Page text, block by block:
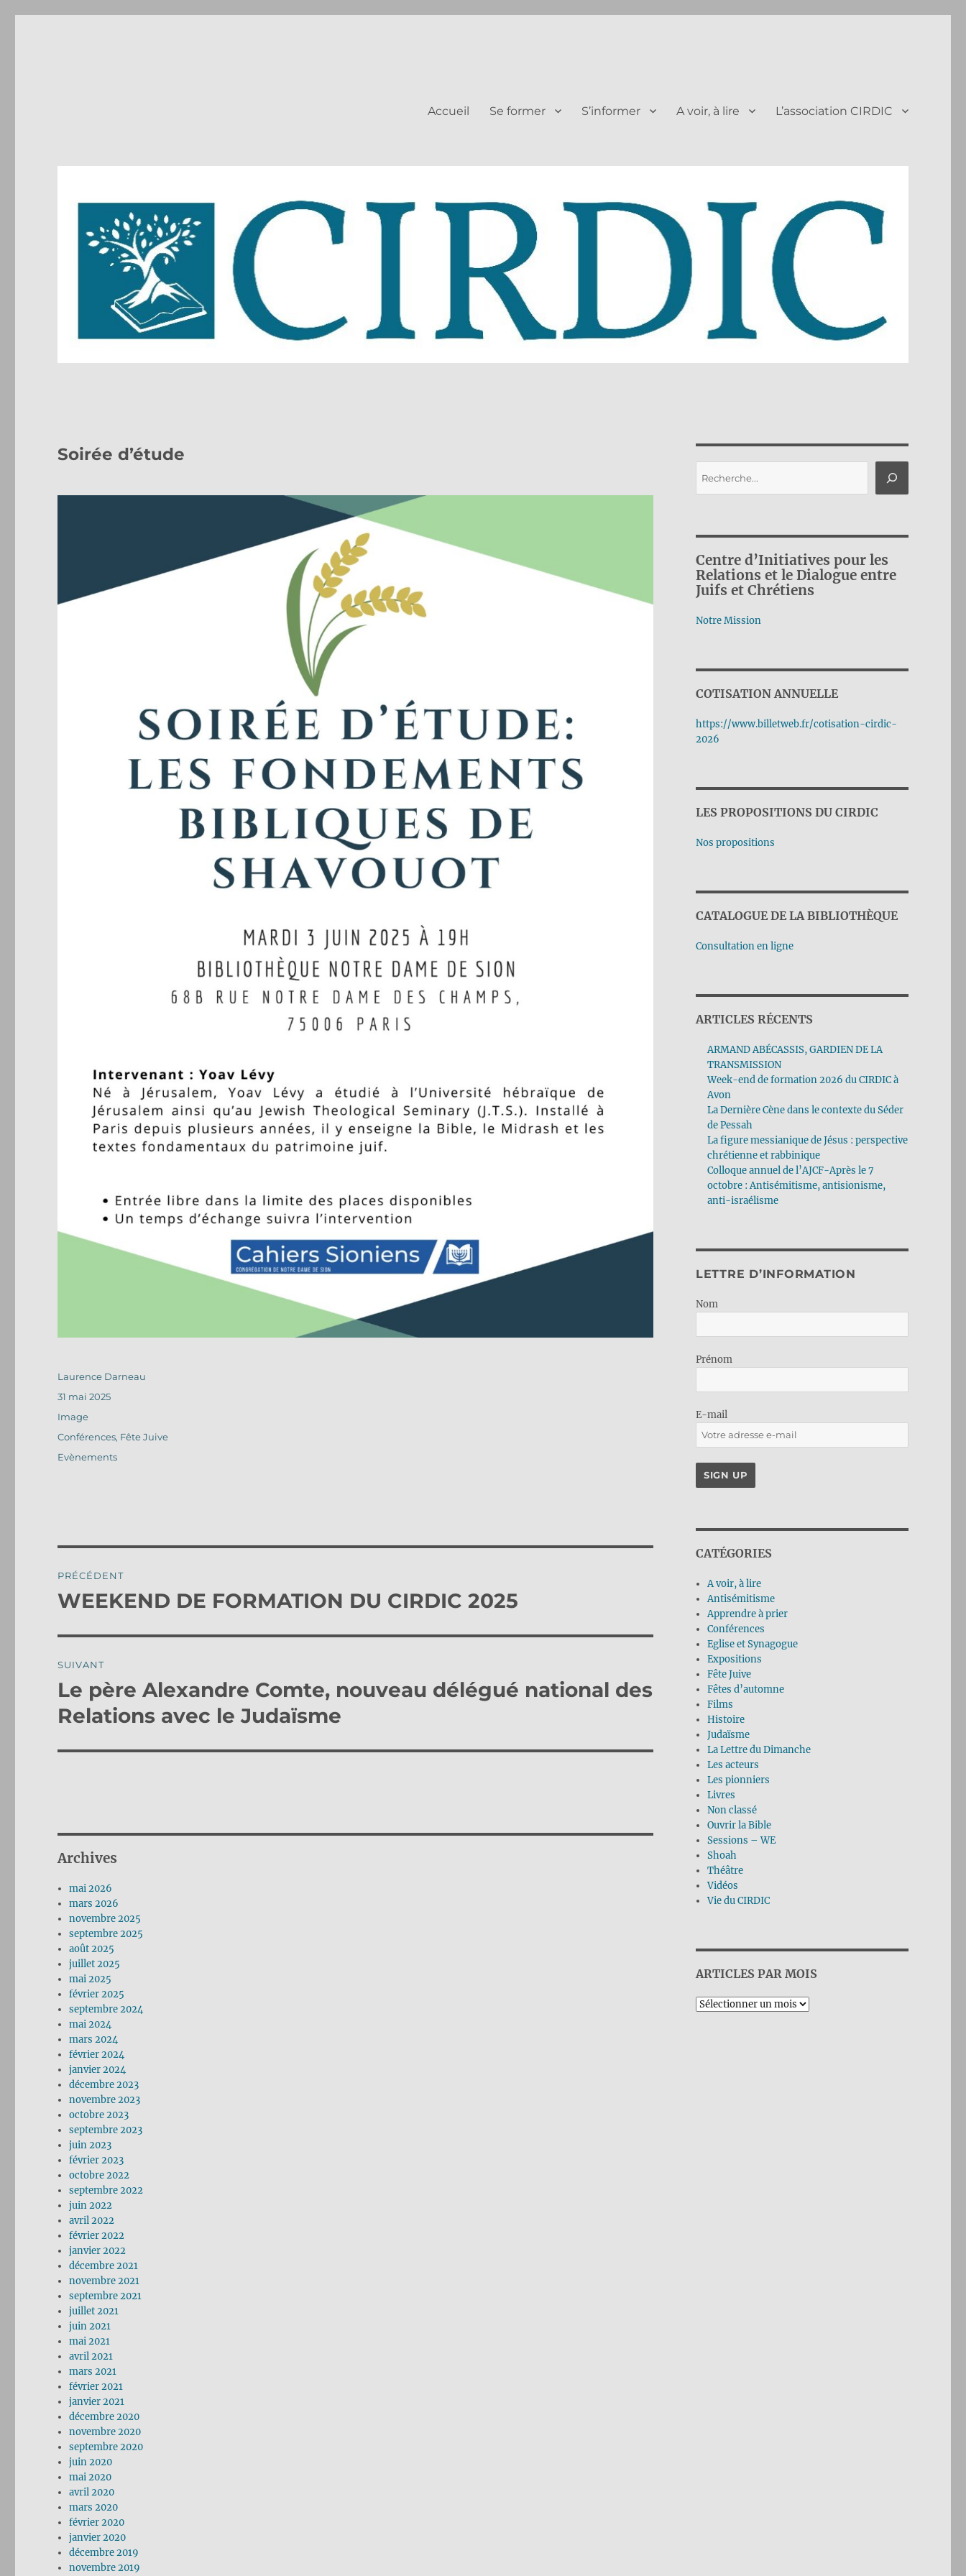
Accueil Se former S’informer A voir, à lire L’association CIRDIC
Soirée d’étude
Auteur
Laurence Darneau
Publié
31 mai 2025
Format
Image
Catégories
Conférences, Fête Juive
Étiquettes
Evènements
de
PRÉCÉDENT
Publication
WEEKEND DE FORMATION DU CIRDIC 2025
SUIVANT
Publication
suivante :
Le père Alexandre Comte, nouveau délégué national des
Relations avec le Judaïsme
Archives
mai 2026
mars 2026
novembre 2025
septembre 2025
août 2025
juillet 2025
mai 2025
février 2025
septembre 2024
mai 2024
mars 2024
février 2024
janvier 2024
décembre 2023
novembre 2023
octobre 2023
septembre 2023
juin 2023
février 2023
octobre 2022
septembre 2022
juin 2022
avril 2022
février 2022
janvier 2022
décembre 2021
novembre 2021
septembre 2021
juillet 2021
juin 2021
mai 2021
avril 2021
mars 2021
février 2021
janvier 2021
décembre 2020
novembre 2020
septembre 2020
juin 2020
mai 2020
avril 2020
mars 2020
février 2020
janvier 2020
décembre 2019
novembre 2019
Centre d’Initiatives pour les
Relations et le Dialogue entre
Juifs et Chrétiens
Notre Mission
COTISATION ANNUELLE
https://www.billetweb.fr/cotisation-cirdic-
2026
LES PROPOSITIONS DU CIRDIC
Nos propositions
CATALOGUE DE LA BIBLIOTHÈQUE
Consultation en ligne
ARTICLES RÉCENTS
ARMAND ABÉCASSIS, GARDIEN DE LA
TRANSMISSION
Week-end de formation 2026 du CIRDIC à
Avon
La Dernière Cène dans le contexte du Séder
de Pessah
La figure messianique de Jésus : perspective
chrétienne et rabbinique
Colloque annuel de l’AJCF-Après le 7
octobre : Antisémitisme, antisionisme,
anti-israélisme
LETTRE D’INFORMATION
Nom
Prénom
E-mail
CATÉGORIES
A voir, à lire
Antisémitisme
Apprendre à prier
Conférences
Eglise et Synagogue
Expositions
Fête Juive
Fêtes d’automne
Films
Histoire
Judaïsme
La Lettre du Dimanche
Les acteurs
Les pionniers
Livres
Non classé
Ouvrir la Bible
Sessions – WE
Shoah
Théâtre
Vidéos
Vie du CIRDIC
ARTICLES PAR MOIS
Archives